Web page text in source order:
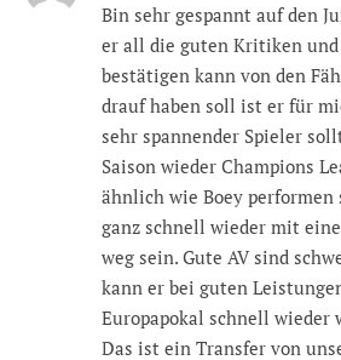
Bin sehr gespannt auf den
er all die guten Kritiken und
bestätigen kann von den
drauf haben soll ist er für
sehr spannender Spieler
Saison wieder Champions
ähnlich wie Boey
ganz schnell wieder mit
weg sein. Gute AV sind
kann er bei guten
Europapokal schnell wieder
Das ist ein Transfer von